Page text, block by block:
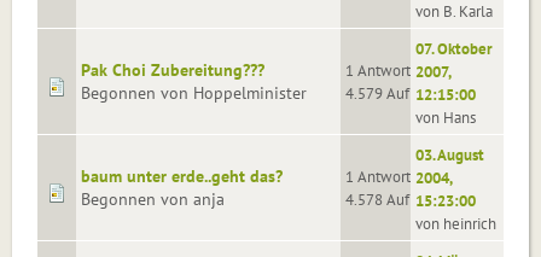
von B. Karla
Pak Choi Zubereitung???
Begonnen von Hoppelminister
1 Antworten
4.579 Aufrufe
07. Oktober
2007,
12:15:00
von Hans
baum unter erde..geht das?
Begonnen von anja
1 Antworten
4.578 Aufrufe
03. August
2004,
15:23:00
von heinrich